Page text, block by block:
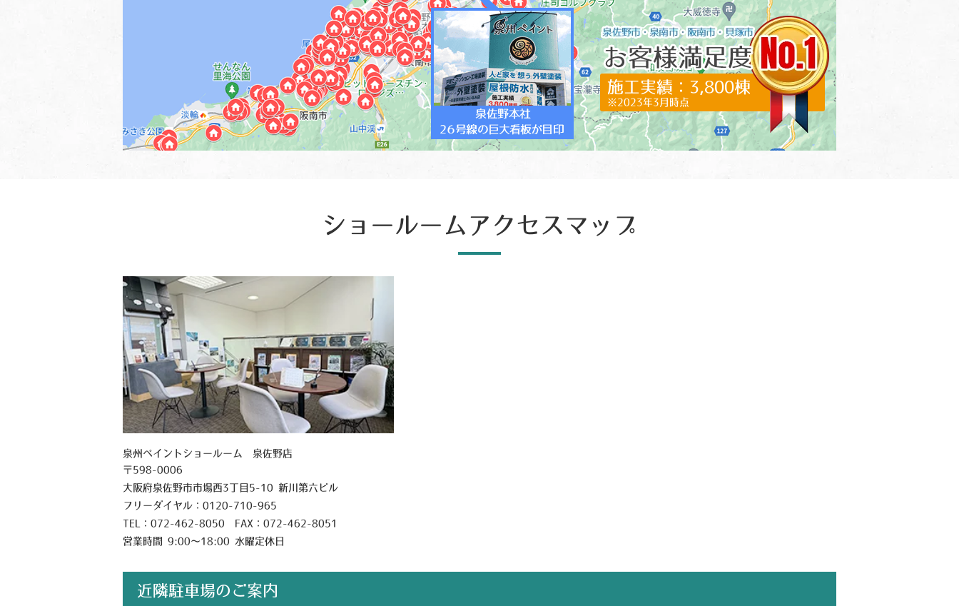
施工実績：3,800棟
※2023年3月時点
ショールームアクセスマップ
泉州ペイントショールーム 泉佐野店
〒598-0006
大阪府泉佐野市市場西3丁目5-10 新川第六ビル
フリーダイヤル： 0120-710-965
TEL： 072-462-8050 FAX：072-462-8051
営業時間 9:00～18:00 水曜定休日
近隣駐車場のご案内